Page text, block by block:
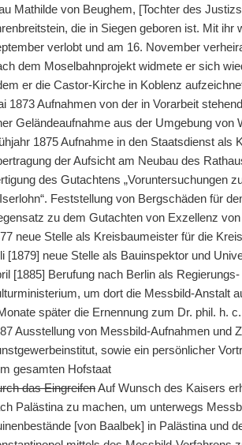
Mathilde von Beughem, [Tochter des
die in Siegen geboren ist. Mit ihr
verlobt und am 16. November
dem Moselbahnprojekt widmete er sich
er die Castor-Kirche in Koblenz
1873 Aufnahmen von der in Vorarbeit
Geländeaufnahme aus der Umgebung von
1875 Aufnahme in den Staatsdienst als
der Aufsicht am Neubau des
des Gutachtens „Voruntersuchungen
Feststellung von Bergschäden für
zu dem Gutachten von Exzellenz
neue Stelle als Kreisbaumeister für die
[1879] neue Stelle als Bauinspektor und
[1885] Berufung nach Berlin als
um dort die Messbild-Anstalt
später die Ernennung zum Dr. phil. h.
Ausstellung von Messbild-Aufnahmen und
sowie ein persönlicher
gesamten Hofstaat
das EingreifenAuf Wunsch des Kaisers
Palästina zu machen, um unterwegs
[von Baalbek] in Palästina und